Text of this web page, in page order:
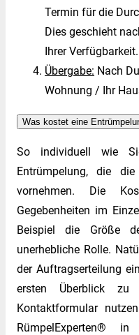
Termin für die
Dies geschieht
Ihrer Verfügbarkeit.
Übergabe: Nach
Wohnung / Ihr
Was kostet eine
So individuell wie
Entrümpelung, die
vornehmen. Die
Gegebenheiten im
Beispiel die Größe
unerhebliche Rolle.
der Auftragserteilung
ersten Überblick zu
Kontaktformular
RümpelExperten®